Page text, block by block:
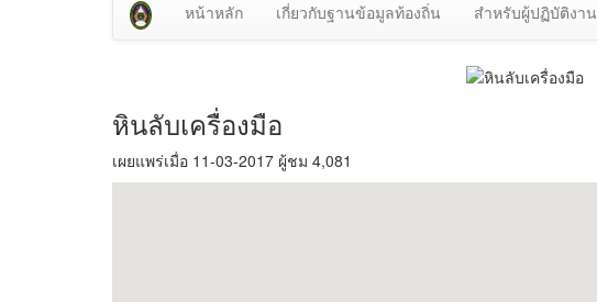
หน้าหลัก เกี่ยวกับฐานข้อมูลท้องถิ่น สำหรับผู้ปฏิบัติงาน
หินลับเครื่องมือ
เผยแพร่เมื่อ 11-03-2017 ผู้ชม 4,081